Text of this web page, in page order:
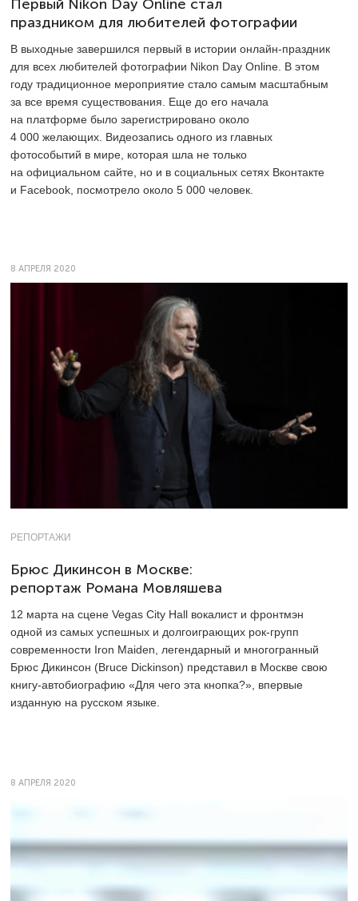
Первый Nikon Day Online стал
праздником для любителей фотографии
В выходные завершился первый в истории онлайн-праздник
для всех любителей фотографии Nikon Day Online. В этом
году традиционное мероприятие стало самым масштабным
за все время существования. Еще до его начала
на платформе было зарегистрировано около
4 000 желающих. Видеозапись одного из главных
фотособытий в мире, которая шла не только
на официальном сайте, но и в социальных сетях Вконтакте
и Facebook, посмотрело около 5 000 человек.
8 АПРЕЛЯ 2020
РЕПОРТАЖИ
Брюс Дикинсон в Москве:
репортаж Романа Мовляшева
12 марта на сцене Vegas City Hall вокалист и фронтмэн
одной из самых успешных и долгоиграющих рок-групп
современности Iron Maiden, легендарный и многогранный
Брюс Дикинсон (Bruce Dickinson) представил в Москве свою
книгу-автобиографию «Для чего эта кнопка?», впервые
изданную на русском языке.
8 АПРЕЛЯ 2020